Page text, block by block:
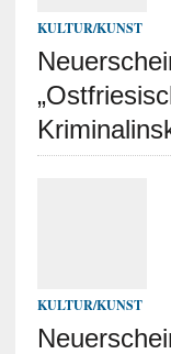
KULTUR/KUNST
KULTUR/KUNST